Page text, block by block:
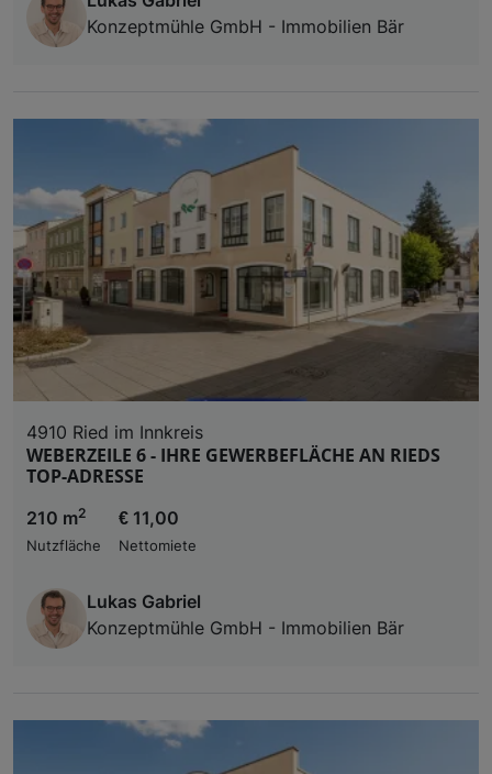
Konzeptmühle GmbH - Immobilien Bär
4910 Ried im Innkreis
WEBERZEILE 6 - IHRE GEWERBEFLÄCHE AN RIEDS
TOP-ADRESSE
210 m2
Nutzfläche
€ 11,00
Nettomiete
Lukas Gabriel
Konzeptmühle GmbH - Immobilien Bär